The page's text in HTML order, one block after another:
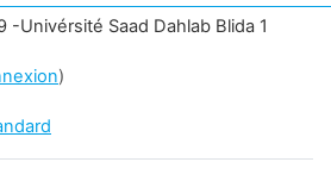
Univérsité Saad Dahlab Blida 1
)